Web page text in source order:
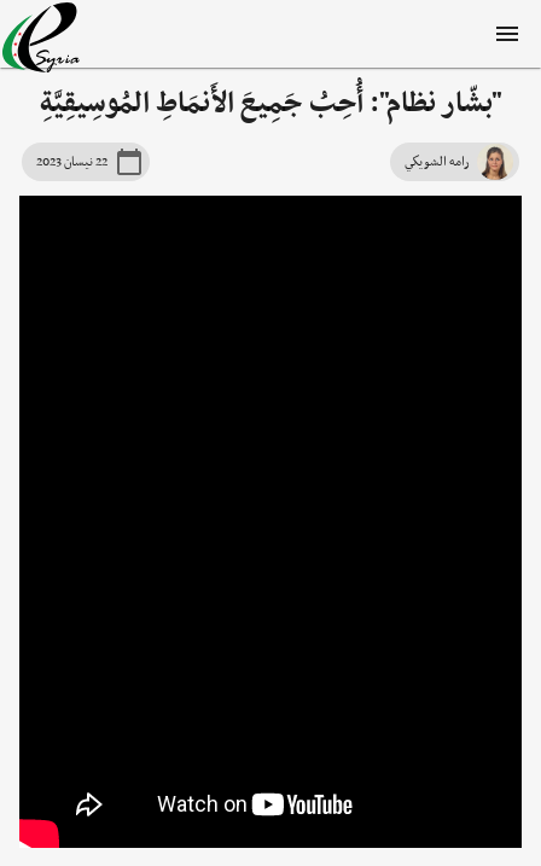
"بشّار نظام": أُحِبُ جَمِيعَ الأَنمَاطِ المُوسِيقِيَّةِ
رامه الشويكي 22 نيسان 2023